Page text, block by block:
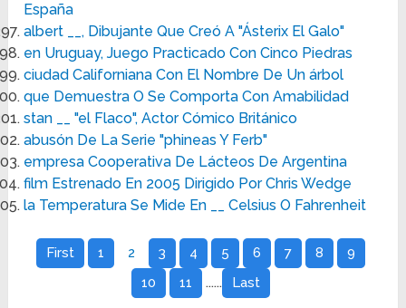
España
albert __, Dibujante Que Creó A "Ásterix El Galo"
en Uruguay, Juego Practicado Con Cinco Piedras
ciudad Californiana Con El Nombre De Un árbol
que Demuestra O Se Comporta Con Amabilidad
stan __ "el Flaco", Actor Cómico Británico
abusón De La Serie "phineas Y Ferb"
empresa Cooperativa De Lácteos De Argentina
film Estrenado En 2005 Dirigido Por Chris Wedge
la Temperatura Se Mide En __ Celsius O Fahrenheit
First 1 2 3 4 5 6 7 8
9
10
11 ...... Last